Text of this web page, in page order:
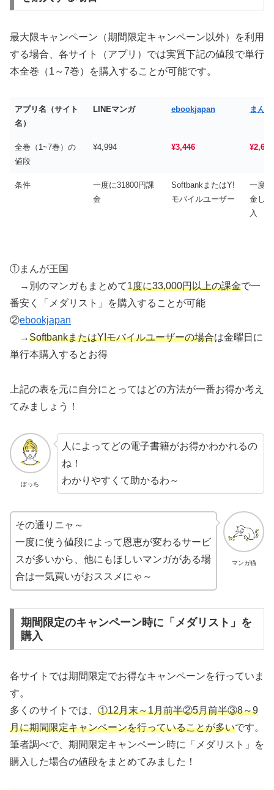
最大限キャンペーン（期間限定キャンペーン以外）を利用
する場合、各サイト（アプリ）では実質下記の値段で単行
本全巻（1～7巻）を購入することが可能です。
アプリ名（サイト
名）
LINEマンガ ebookjapan まん
全巻（1~7巻）の
値段
¥4,994 ¥3,446 ¥2,651
条件
一度に31800円課
金
SoftbankまたはY!
モバイルユーザー
一度
金し
入
①まんが王国
→別のマンガもまとめて1度に33,000円以上の課金で一
番安く「メダリスト」を購入することが可能
②ebookjapan
→SoftbankまたはY!モバイルユーザーの場合は金曜日に
単行本購入するとお得
上記の表を元に自分にとってはどの方法が一番お得か考え
てみましょう！
ぼっち
人によってどの電子書籍がお得かわかれるの
ね！
わかりやすくて助かるわ～
マンガ猫
その通りニャ～
一度に使う値段によって恩恵が変わるサービ
スが多いから、他にもほしいマンガがある場
合は一気買いがおススメにゃ～
期間限定のキャンペーン時に「メダリスト」を
購入
各サイトでは期間限定でお得なキャンペーンを行っていま
す。
多くのサイトでは、 ①12月末～1月前半②5月前半③8～9
月に期間限定キャンペーンを行っていることが多いです。
筆者調べで、期間限定キャンペーン時に「メダリスト」を
購入した場合の値段をまとめてみました！